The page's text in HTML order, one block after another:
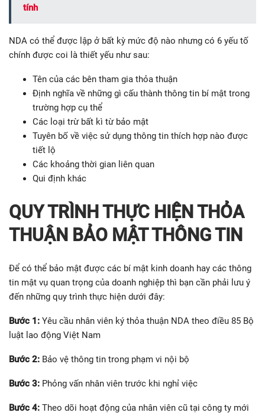
tính
NDA có thể được lập ở bất kỳ mức độ nào nhưng có 6 yếu tố
chính được coi là thiết yếu như sau:
Tên của các bên tham gia thỏa thuận
Định nghĩa về những gì cấu thành thông tin bí mật trong
trường hợp cụ thể
Các loại trừ bất kì từ bảo mật
Tuyên bố về việc sử dụng thông tin thích hợp nào được
tiết lộ
Các khoảng thời gian liên quan
Qui định khác
QUY TRÌNH THỰC HIỆN THỎA
THUẬN BẢO MẬT THÔNG TIN
Để có thể bảo mật được các bí mật kinh doanh hay các thông
tin mật vụ quan trọng của doanh nghiệp thì bạn cần phải lưu ý
đến những quy trình thực hiện dưới đây:
Bước 1: Yêu cầu nhân viên ký thỏa thuận NDA theo điều 85 Bộ
luật lao động Việt Nam
Bước 2: Bảo vệ thông tin trong phạm vi nội bộ
Bước 3: Phỏng vấn nhân viên trước khi nghỉ việc
Bước 4: Theo dõi hoạt động của nhân viên cũ tại công ty mới